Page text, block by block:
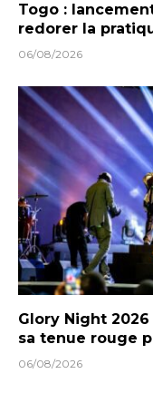
Togo :
redorer la
06/08/2026
Glory Night
sa tenue rouge
06/08/2026